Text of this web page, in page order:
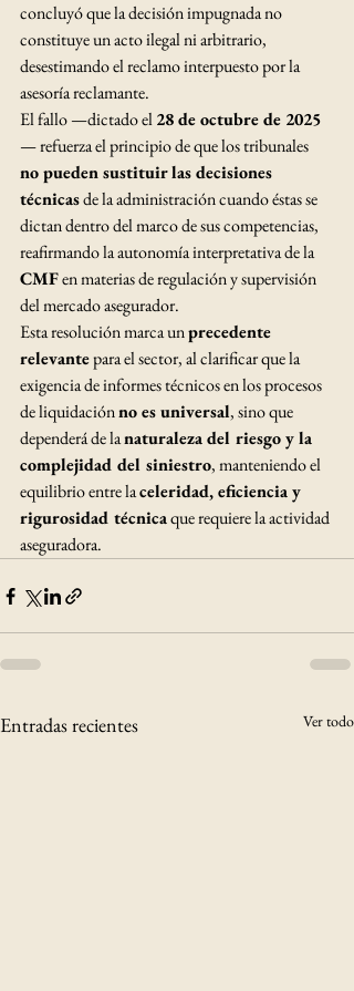
concluyó que la decisión impugnada no
constituye un acto ilegal ni arbitrario,
desestimando el reclamo interpuesto por la
asesoría reclamante.
El fallo —dictado el 28 de octubre de 2025
— refuerza el principio de que los tribunales
no pueden sustituir las decisiones
técnicas de la administración cuando éstas se
dictan dentro del marco de sus competencias,
reafirmando la autonomía interpretativa de la
CMF en materias de regulación y supervisión
del mercado asegurador.
Esta resolución marca un precedente
relevante para el sector, al clarificar que la
exigencia de informes técnicos en los procesos
de liquidación no es universal, sino que
dependerá de la naturaleza del riesgo y la
complejidad del siniestro, manteniendo el
equilibrio entre la celeridad, eficiencia y
rigurosidad técnica que requiere la actividad
aseguradora.
Entradas recientes Ver todo